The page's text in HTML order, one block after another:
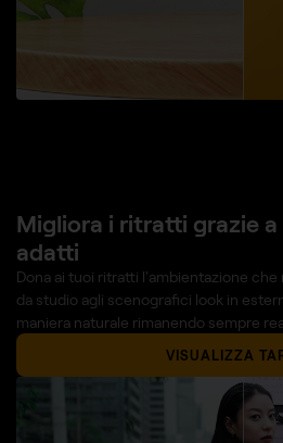
Migliora i ritratti grazie
adatti
Dona ai tuoi ritratti l'ambientazione
da studio agli scenografici look in
maniera naturale rimanendo sempre
VISUALIZZA